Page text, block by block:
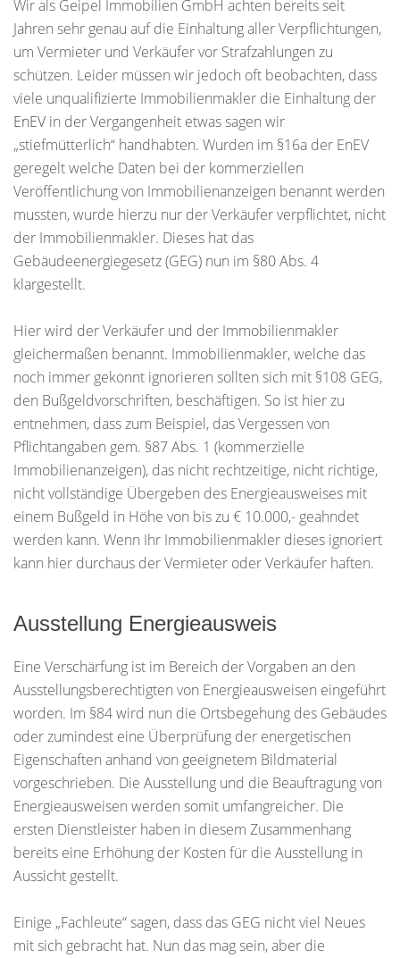
Wir als Geipel Immobilien GmbH achten bereits seit
Jahren sehr genau auf die Einhaltung aller Verpflichtungen,
um Vermieter und Verkäufer vor Strafzahlungen zu
schützen. Leider müssen wir jedoch oft beobachten, dass
viele unqualifizierte Immobilienmakler die Einhaltung der
EnEV in der Vergangenheit etwas sagen wir
„stiefmütterlich“ handhabten. Wurden im §16a der EnEV
geregelt welche Daten bei der kommerziellen
Veröffentlichung von Immobilienanzeigen benannt werden
mussten, wurde hierzu nur der Verkäufer verpflichtet, nicht
der Immobilienmakler. Dieses hat das
Gebäudeenergiegesetz (GEG) nun im §80 Abs. 4
klargestellt.
Hier wird der Verkäufer und der Immobilienmakler
gleichermaßen benannt. Immobilienmakler, welche das
noch immer gekonnt ignorieren sollten sich mit §108 GEG,
den Bußgeldvorschriften, beschäftigen. So ist hier zu
entnehmen, dass zum Beispiel, das Vergessen von
Pflichtangaben gem. §87 Abs. 1 (kommerzielle
Immobilienanzeigen), das nicht rechtzeitige, nicht richtige,
nicht vollständige Übergeben des Energieausweises mit
einem Bußgeld in Höhe von bis zu € 10.000,- geahndet
werden kann. Wenn Ihr Immobilienmakler dieses ignoriert
kann hier durchaus der Vermieter oder Verkäufer haften.
Ausstellung Energieausweis
Eine Verschärfung ist im Bereich der Vorgaben an den
Ausstellungsberechtigten von Energieausweisen eingeführt
worden. Im §84 wird nun die Ortsbegehung des Gebäudes
oder zumindest eine Überprüfung der energetischen
Eigenschaften anhand von geeignetem Bildmaterial
vorgeschrieben. Die Ausstellung und die Beauftragung von
Energieausweisen werden somit umfangreicher. Die
ersten Dienstleister haben in diesem Zusammenhang
bereits eine Erhöhung der Kosten für die Ausstellung in
Aussicht gestellt.
Einige „Fachleute“ sagen, dass das GEG nicht viel Neues
mit sich gebracht hat. Nun das mag sein, aber die